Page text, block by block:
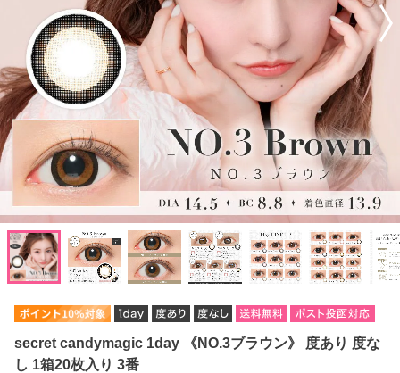
secret candymagic 1day 《NO.3ブラウン》 度あり 度な
し 1箱20枚入り 3番